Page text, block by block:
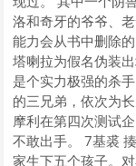
洛和奇牙的爷爷、
能力会从书中删除
塔喇拉为假名伪装
是个实力极强的杀
的三兄弟，依次为
摩利在第四次测试
不敢出手。 7基裘
家生下五个孩子。